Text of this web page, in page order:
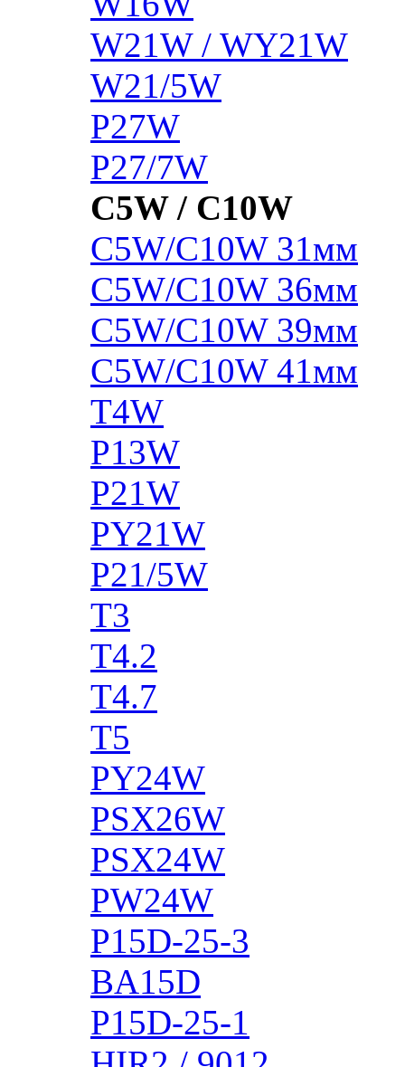
W21W / WY21W
W21/5W
P27W
P27/7W
C5W / C10W
C5W/C10W 31мм
C5W/C10W 36мм
C5W/C10W 39мм
C5W/C10W 41мм
T4W
P13W
P21W
PY21W
P21/5W
T3
T4.2
T4.7
T5
PY24W
PSX26W
PSX24W
PW24W
P15D-25-3
BA15D
P15D-25-1